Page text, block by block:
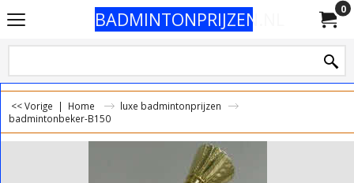
BADMINTONPRIJZEN.NL 0
<< Vorige | Home
luxe badmintonprijzen
badmintonbeker-B150